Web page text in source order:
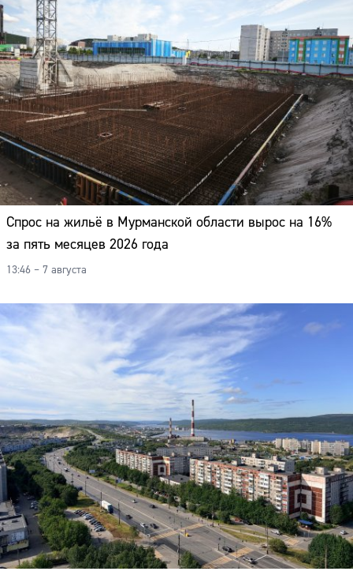
Спрос на жильё в Мурманской области вырос на 16%
за пять месяцев 2026 года
13:46 – 7 августа